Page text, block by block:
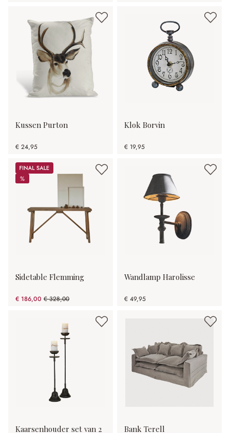
Kussen Purton
€ 24,95
Klok Borvin
€ 19,95
Sale
%
%
Sidetable Flemming
€ 186,00 € 328,00
(43.29% gespart)
Wandlamp Harolisse
€ 49,95
Kaarsenhouder set van 2 Bank Terell